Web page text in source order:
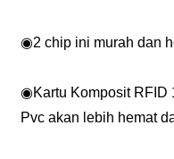
◉2 chip ini murah dan
◉Kartu Komposit RFID
Pvc akan lebih hemat